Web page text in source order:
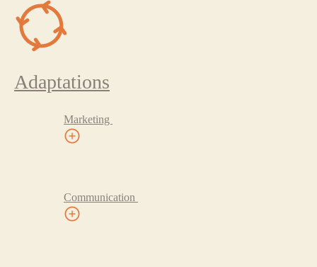
Adaptations
Marketing
Communication